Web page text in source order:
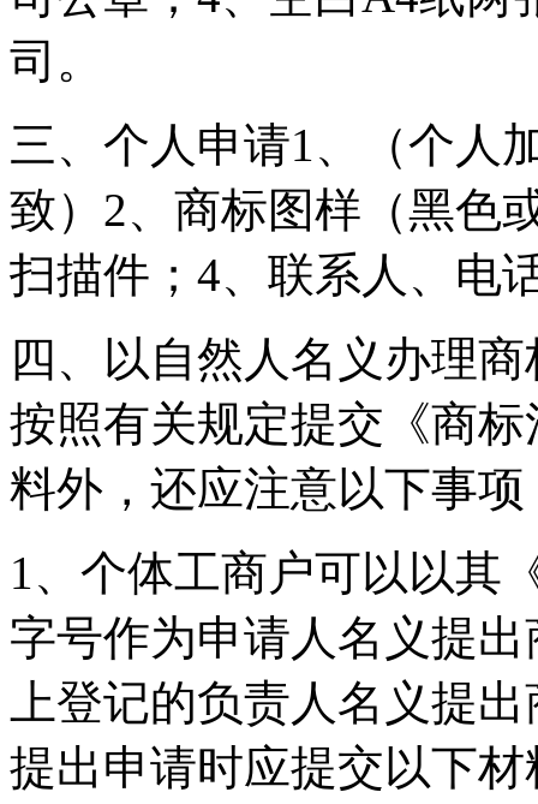
司。
三、个人申请1、（个人
致）2、商标图样（黑色
扫描件；4、联系人、电
四、以自然人名义办理
按照有关规定提交《商
料外，还应注意以下事项
1、个体工商户可以以其
字号作为申请人名义提
上登记的负责人名义提
提出申请时应提交以下